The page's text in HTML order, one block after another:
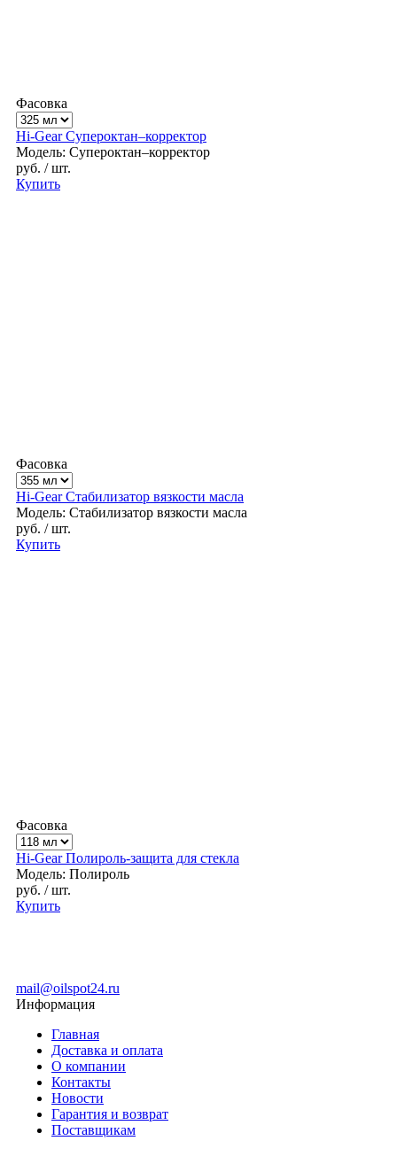
Фасовка
Hi-Gear Супероктан–корректор
Модель: Супероктан–корректор
руб. / шт.
Купить
Фасовка
Hi-Gear Стабилизатор вязкости масла
Модель: Стабилизатор вязкости масла
руб. / шт.
Купить
Фасовка
Hi-Gear Полироль-защита для стекла
Модель: Полироль
руб. / шт.
Купить
mail@oilspot24.ru
Информация
Главная
Доставка и оплата
О компании
Контакты
Новости
Гарантия и возврат
Поставщикам